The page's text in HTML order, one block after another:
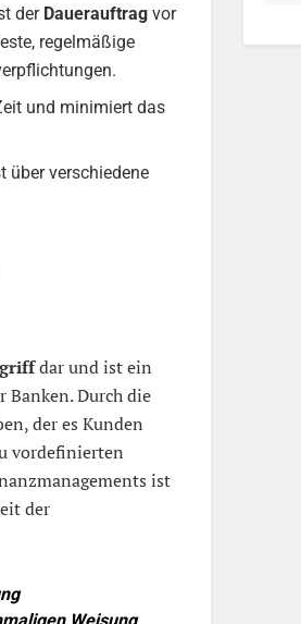
der Dauerauftrag vor
regelmäßige
und minimiert das
über verschiedene
dar und ist ein
Banken. Durch die
der es Kunden
vordefinierten
ist
der